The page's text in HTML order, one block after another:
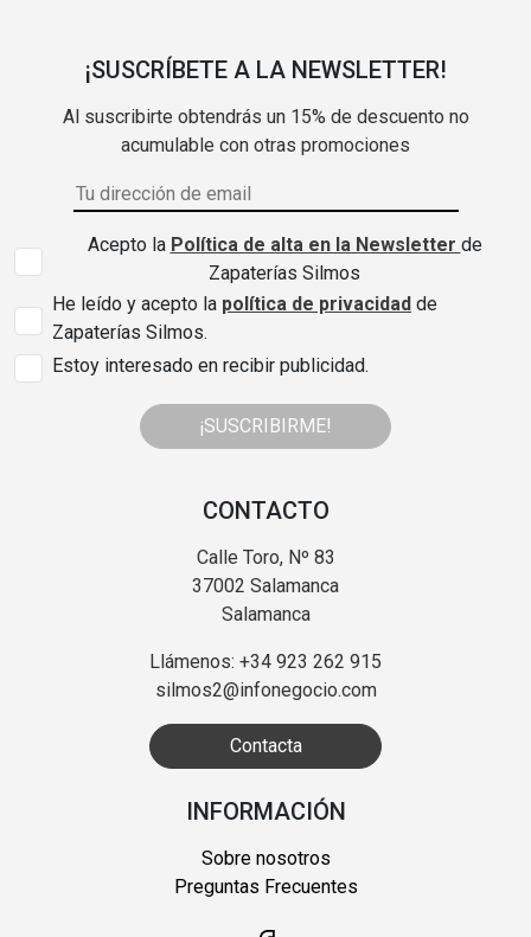
¡SUSCRÍBETE A LA NEWSLETTER!
Al suscribirte obtendrás un 15% de descuento no
acumulable con otras promociones
Acepto la Política de alta en la Newsletter de
Zapaterías Silmos
He leído y acepto la política de privacidad de
Zapaterías Silmos.
Estoy interesado en recibir publicidad.
¡SUSCRIBIRME!
CONTACTO
Calle Toro, Nº 83
37002 Salamanca
Salamanca
Llámenos: +34 923 262 915
silmos2@infonegocio.com
Contacta
INFORMACIÓN
Sobre nosotros
Preguntas Frecuentes